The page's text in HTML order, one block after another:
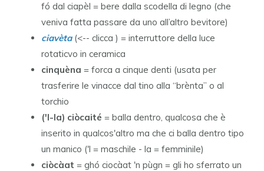
fó dal ciapèl = bere dalla scodella di legno (che
veniva fatta passare da uno all’altro bevitore)
ciavèta (<-- clicca ) = interruttore della luce
rotaticvo in ceramica
cinquèna = forca a cinque denti (usata per
trasferire le vinacce dal tino alla “brènta” o al
torchio
('l-la) ciòcaité = balla dentro, qualcosa che è
inserito in qualcos'altro ma che ci balla dentro tipo
un manico ('l = maschile - la = femminile)
ciòcàat = ghó ciocàat 'n pùgn = gli ho sferrato un